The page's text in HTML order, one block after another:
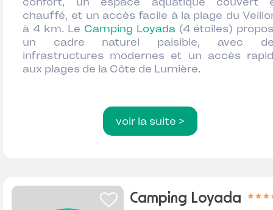
chauffé, et un accès facile à la plage du
à 4 km. Le Camping Loyada(4 étoiles)
un cadre naturel paisible, avec
infrastructures modernes et un accès
aux plages de la Côte de Lumière.
voir la suite >
Camping Loyada